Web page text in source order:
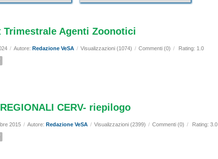
Trimestrale Agenti Zoonotici
/ Autore: Redazione VeSA / Visualizzazioni (1074) / Commenti (0) / Rating: 1.0
CERV- riepilogo
2015 / Autore: Redazione VeSA / Visualizzazioni (2399) / Commenti (0) / Rating: 3.0